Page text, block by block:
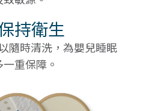
持衛生
隨時清洗，為嬰兒睡眠
重保障。